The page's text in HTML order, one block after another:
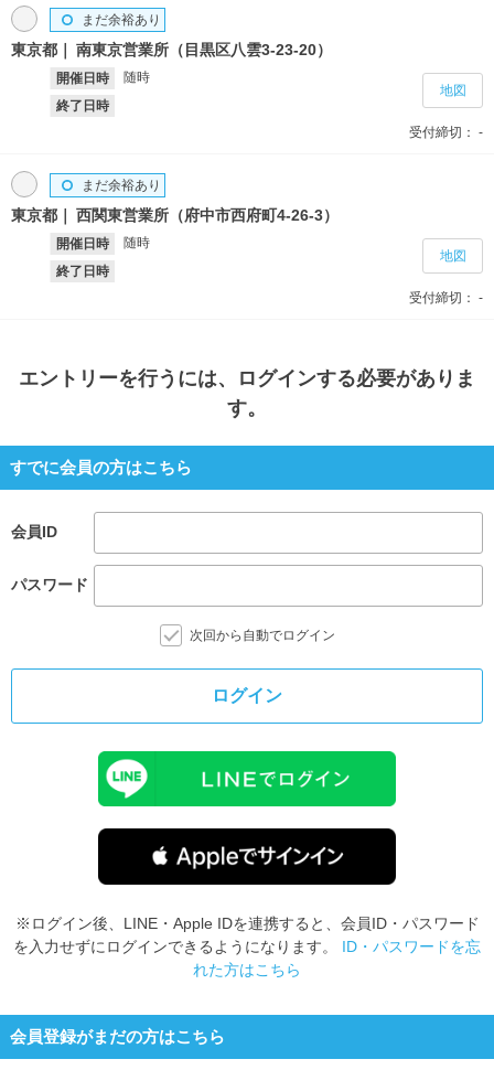
東京都 南東京営業所（目黒区八雲3‐23‐20）
開催日時
随時
終了日時
まだ余裕あり
受付締切： -
地図
東京都 西関東営業所（府中市西府町4‐26‐3）
開催日時
随時
終了日時
まだ余裕あり
受付締切： -
地図
エントリーを行うには、ログインする必要がありま
す。
すでに会員の方はこちら
会員ID
パスワード
次回から自動でログイン
ログイン
※ログイン後、LINE・Apple IDを連携すると、会員ID・パスワード
を入力せずにログインできるようになります。 ID・パスワードを忘
れた方はこちら
会員登録がまだの方はこちら